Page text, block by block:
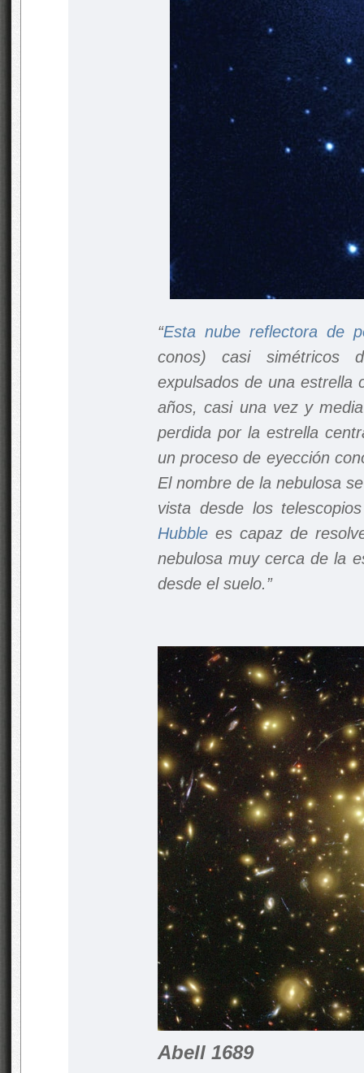
“Esta nube reflectora de
conos) casi simétricos
expulsados de una estrella
años, casi una vez y
perdida por la estrella
un proceso de eyección
El nombre de la nebulosa
vista desde los
Hubble es capaz de
nebulosa muy cerca de la
desde el suelo.”
Abell 1689